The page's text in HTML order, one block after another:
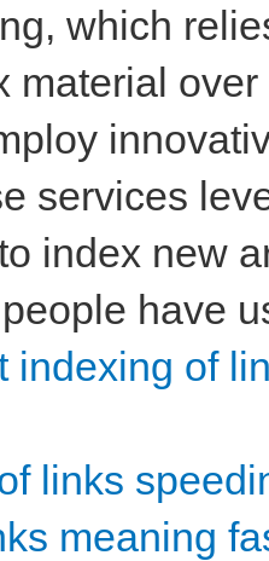
which
material
services
index new
have
indexing of
links
meaning